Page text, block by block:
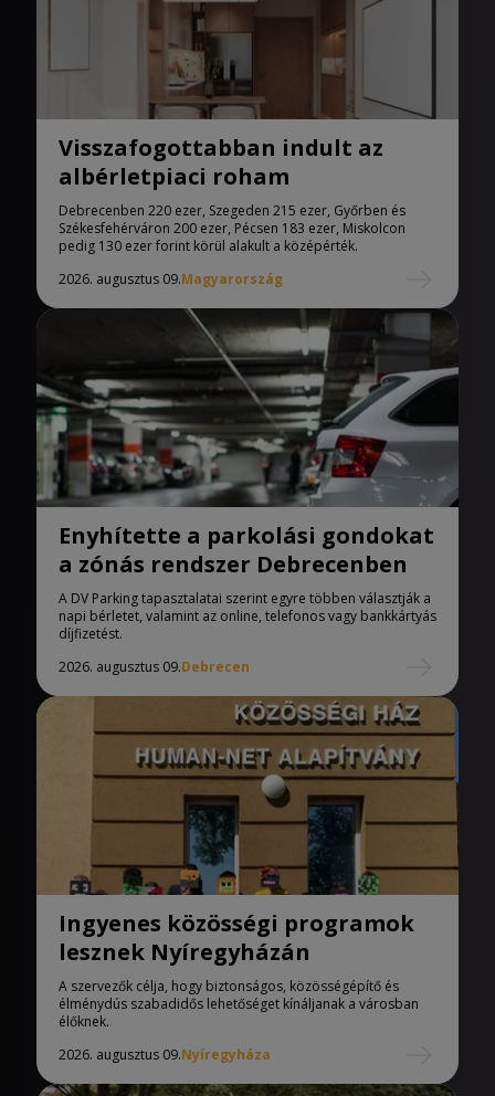
Visszafogottabban indult az
albérletpiaci roham
Debrecenben 220 ezer, Szegeden 215 ezer, Győrben és
Székesfehérváron 200 ezer, Pécsen 183 ezer, Miskolcon
pedig 130 ezer forint körül alakult a középérték.
2026. augusztus 09.Magyarország
Enyhítette a parkolási gondokat
a zónás rendszer Debrecenben
A DV Parking tapasztalatai szerint egyre többen választják a
napi bérletet, valamint az online, telefonos vagy bankkártyás
díjfizetést.
2026. augusztus 09.Debrecen
Ingyenes közösségi programok
lesznek Nyíregyházán
A szervezők célja, hogy biztonságos, közösségépítő és
élménydús szabadidős lehetőséget kínáljanak a városban
élőknek.
2026. augusztus 09.Nyíregyháza